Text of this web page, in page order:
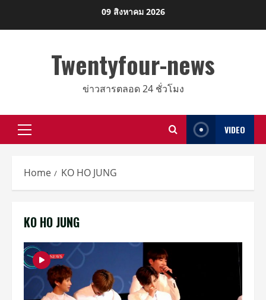
09 สิงหาคม 2026
Twentyfour-news
ข่าวสารตลอด 24 ชั่วโมง
Primary
VIDEO
Home KO HO JUNG
KO HO JUNG